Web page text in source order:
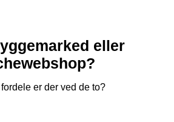
eller
er der ved de to?